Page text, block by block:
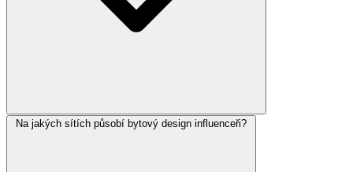
Na jakých sítích působí bytový design influenceři?